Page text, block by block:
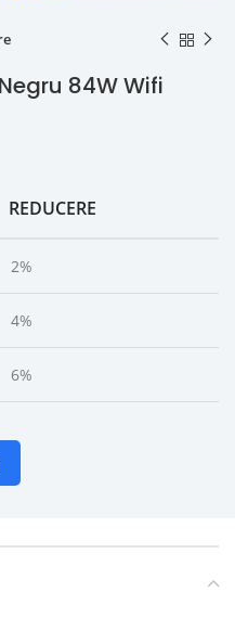
84W Wifi
REDUCERE
2%
4%
6%